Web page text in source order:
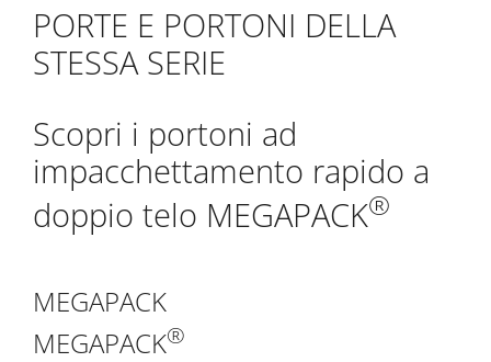
PORTE E PORTONI DELLA
STESSA SERIE
Scopri i portoni ad
impacchettamento rapido a
doppio telo MEGAPACK®
MEGAPACK
MEGAPACK®